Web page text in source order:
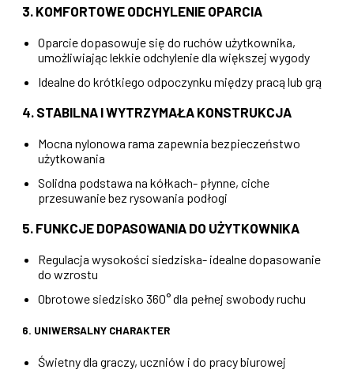
3. KOMFORTOWE ODCHYLENIE OPARCIA
Oparcie dopasowuje się do ruchów użytkownika,
umożliwiając lekkie odchylenie dla większej wygody
Idealne do krótkiego odpoczynku między pracą lub grą
4. STABILNA I WYTRZYMAŁA KONSTRUKCJA
Mocna nylonowa rama zapewnia bezpieczeństwo
użytkowania
Solidna podstawa na kółkach- płynne, ciche
przesuwanie bez rysowania podłogi
5. FUNKCJE DOPASOWANIA DO UŻYTKOWNIKA
Regulacja wysokości siedziska- idealne dopasowanie
do wzrostu
Obrotowe siedzisko 360° dla pełnej swobody ruchu
6. UNIWERSALNY CHARAKTER
Świetny dla graczy, uczniów i do pracy biurowej